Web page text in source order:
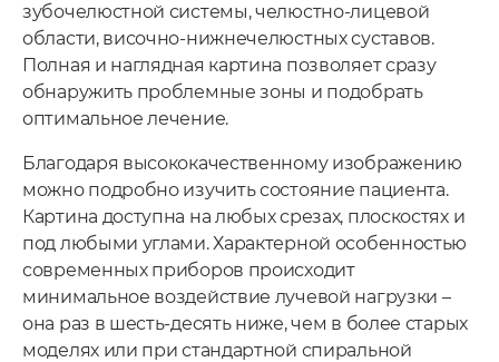
зубочелюстной системы, челюстно-лицевой
области, височно-нижнечелюстных суставов.
Полная и наглядная картина позволяет сразу
обнаружить проблемные зоны и подобрать
оптимальное лечение.
Благодаря высококачественному изображению
можно подробно изучить состояние пациента.
Картина доступна на любых срезах, плоскостях и
под любыми углами. Характерной особенностью
современных приборов происходит
минимальное воздействие лучевой нагрузки –
она раз в шесть-десять ниже, чем в более старых
моделях или при стандартной спиральной